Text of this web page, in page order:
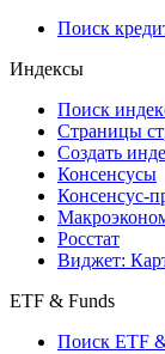
Поиск
Индексы
Поиск
Страницы
Создать
Консенсусы
Консенсус-
Росстат
Виджет:
ETF & Funds
Поиск ETF